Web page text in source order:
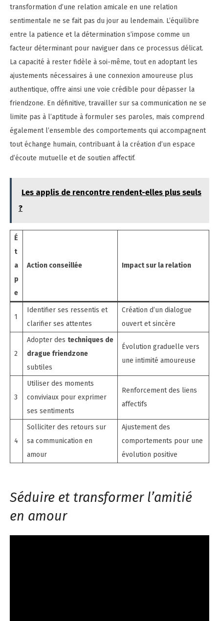
transformation d’une relation amicale en une relation
sentimentale ne se fait pas du jour au lendemain. L’équilibre
entre la patience et la détermination s’impose comme un
facteur déterminant pour naviguer dans ce processus délicat.
La capacité à rester fidèle à soi-même, tout en adoptant les
ajustements nécessaires à une connexion amoureuse plus
authentique, offre ainsi une voie crédible pour dépasser la
friendzone. En définitive, travailler sur sa communication ne se
limite pas à l’aptitude à formuler ses paroles, mais comprend
également l’ensemble des comportements qui accompagnent
tout échange humain, contribuant à la création d’un espace
d’écoute mutuelle et de soutien affectif.
Les applis de rencontre rendent-elles plus seuls
?
É
t
a
p
e
Action conseillée Impact sur la relation
1
Identifier ses ressentis et
clarifier ses attentes
Création d’un dialogue
ouvert et sincère
2
Adopter des techniques de
drague friendzone
subtiles
Évolution graduelle vers
une intimité amoureuse
3
Utiliser des moments
conviviaux pour exprimer
ses sentiments
Renforcement des liens
affectifs
4
Solliciter des retours sur
sa communication en
amour
Ajustement des
comportements pour une
évolution positive
Séduire et transformer l’amitié
en amour